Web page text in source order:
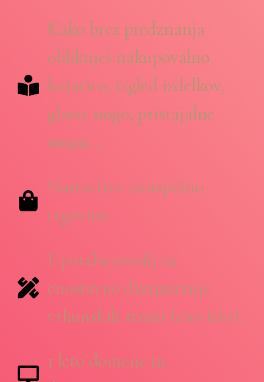
Kako brez predznanja
oblikuješ nakupovalno
košarico, izgled izdelkov,
glavo, nogo, pristajalne
strani...
Nastavitve za uspešno
trgovino
Uporaba orodij za
enostavno dizajniranje
vrhunskih strani (eno leto).
1 leto domene in